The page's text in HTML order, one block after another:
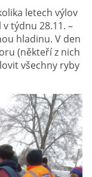
letech výlov
týdnu 28.11. –
hladinu. V den
(někteří z nich
všechny ryby